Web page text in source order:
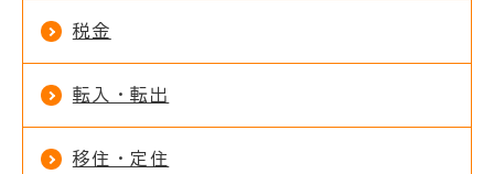
税金
転入・転出
移住・定住